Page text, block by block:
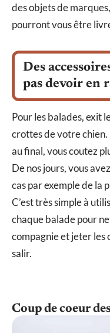
des objets de
pourront vous être
Des
pas devoir en
Pour les balades, exit
crottes de votre chien.
au final, vous coutez
De nos jours, vous
cas par exemple de la
C’est très simple à
chaque balade pour
compagnie et jeter les
salir.
Coup de coeur